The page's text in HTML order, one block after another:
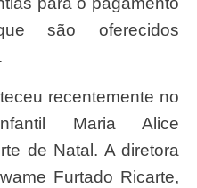
são oferecidos
Maria Alice
de Natal. A diretora
Furtado Ricarte,